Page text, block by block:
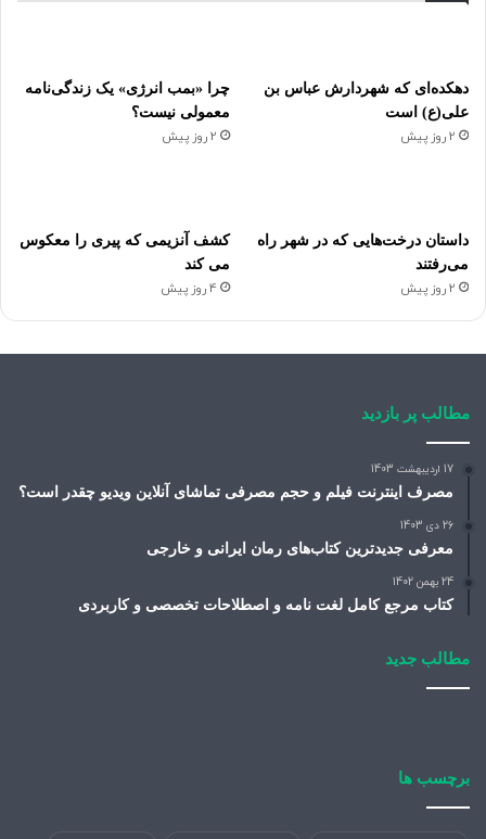
دهکده‌ای که شهردارش عباس بن
علی(ع) است
2 روز پیش
چرا «بمب انرژی» یک زندگی‌نامه
معمولی نیست؟
2 روز پیش
داستان درخت‌هایی که در شهر راه
می‌رفتند
2 روز پیش
کشف آنزیمی که پیری را معکوس
می کند
4 روز پیش
مطالب پر بازدید
17 اردیبهشت 1403
مصرف اینترنت فیلم و حجم مصرفی تماشای آنلاین ویدیو چقدر است؟
26 دی 1403
معرفی جدیدترین کتاب‌های رمان ایرانی و خارجی
24 بهمن 1402
کتاب مرجع کامل لغت نامه و اصطلاحات تخصصی و کاربردی
مطالب جدید
برچسب ها